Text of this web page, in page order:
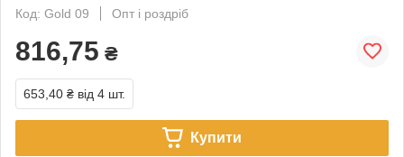
Код: Gold 09
Опт і роздріб
816,75 ₴
653,40 ₴ від 4 шт.
Купити